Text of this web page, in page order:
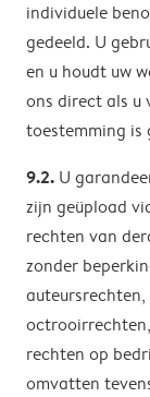
individuele
gedeeld. U
en u houdt uw
ons direct als u
toestemming is
9.2. U
zijn geüpload
rechten van
zonder
rechten op
omvatten